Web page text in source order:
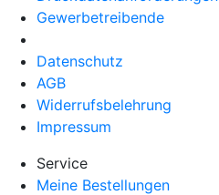
Gewerbetreibende
Datenschutz
AGB
Widerrufsbelehrung
Impressum
Service
Meine Bestellungen